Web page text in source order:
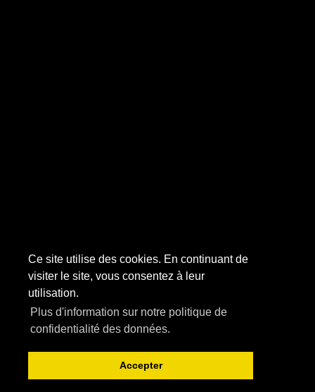
Ce site utilise des cookies. En continuant de
visiter le site, vous consentez à leur
utilisation.
Plus d'information sur notre politique de
confidentialité des données.
Accepter